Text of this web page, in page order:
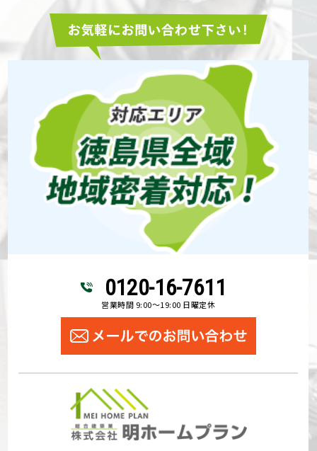
0120-16-7611
営業時間 9:00～19:00 日曜定休